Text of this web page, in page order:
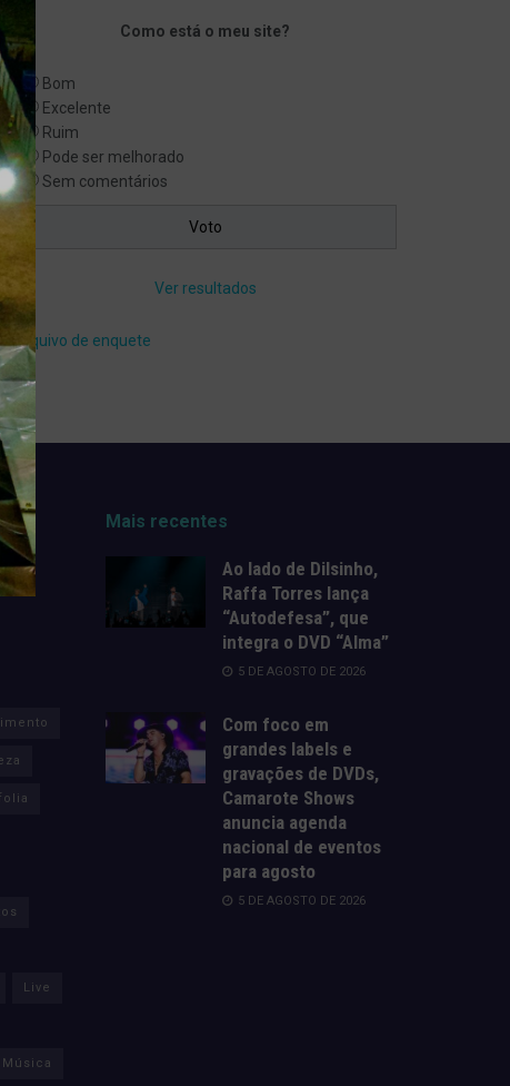
Como está o meu site?
Bom
Excelente
Ruim
Pode ser melhorado
Sem comentários
Ver resultados
Arquivo de enquete
Live
Música
Mais recentes
Ao lado de Dilsinho,
Raffa Torres lança
“Autodefesa”, que
integra o DVD “Alma”
5 DE AGOSTO DE 2026
Com foco em
grandes labels e
gravações de DVDs,
Camarote Shows
anuncia agenda
nacional de eventos
para agosto
5 DE AGOSTO DE 2026